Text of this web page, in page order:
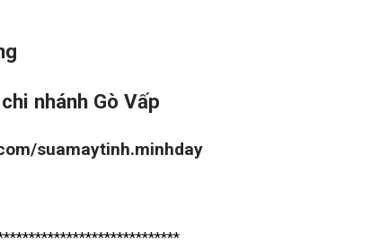
nhánh Gò Vấp
suamaytinh.minhday